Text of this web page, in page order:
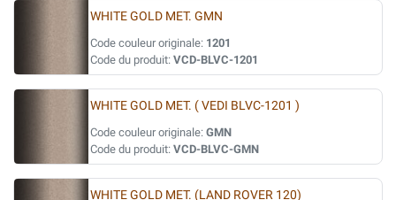
WHITE GOLD MET. GMN
Code couleur originale: 1201
Code du produit: VCD-BLVC-1201
WHITE GOLD MET. ( VEDI BLVC-1201 )
Code couleur originale: GMN
Code du produit: VCD-BLVC-GMN
WHITE GOLD MET. (LAND ROVER 120)